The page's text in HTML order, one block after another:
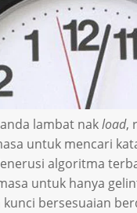
lambat nakload,
untuk mencari
algoritma
untuk hanya
bersesuaian